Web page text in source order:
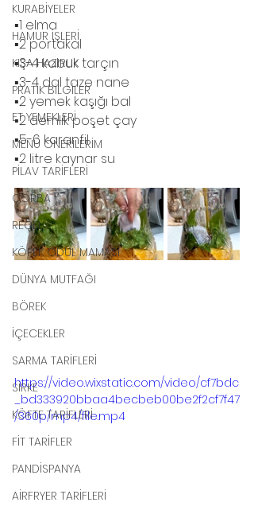
KURABİYELER
HAMUR İŞLERİ
KIŞA HAZIRLIK
PRATİK BİLGİLER
ET YEMEKLERİ
MENÜ ÖNERİLERİM
PİLAV TARİFLERİ
ÇORBA
REÇEL
KÖPEK ÖDÜL MAMASI
DÜNYA MUTFAĞI
BÖREK
İÇECEKLER
SARMA TARİFLERİ
SİRKE
KÖFTE TARİFLERİ
FİT TARİFLER
PANDİSPANYA
AİRFRYER TARİFLERİ
▪️1 elma
▪️2 portakal
▪️3-4 kabuk tarçın
▪️3-4 dal taze nane
▪️2 yemek kaşığı bal
▪️2 demlik poşet çay
▪️5-6 karanfil
▪️2 litre kaynar su
https://video.wixstatic.com/video/cf7bdc
_bd333920bbaa4becbeb00be2f2cf7f47
/360p/mp4/file.mp4